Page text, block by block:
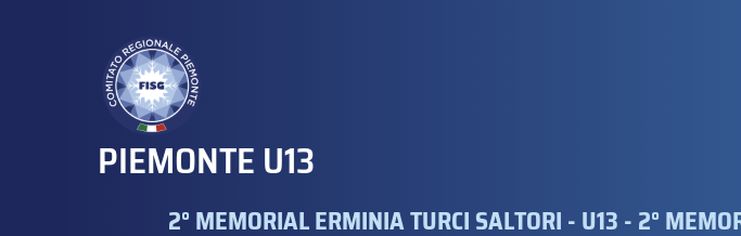
PIEMONTE U13
2° MEMORIAL ERMINIA TURCI SALTORI - U13 - 2°